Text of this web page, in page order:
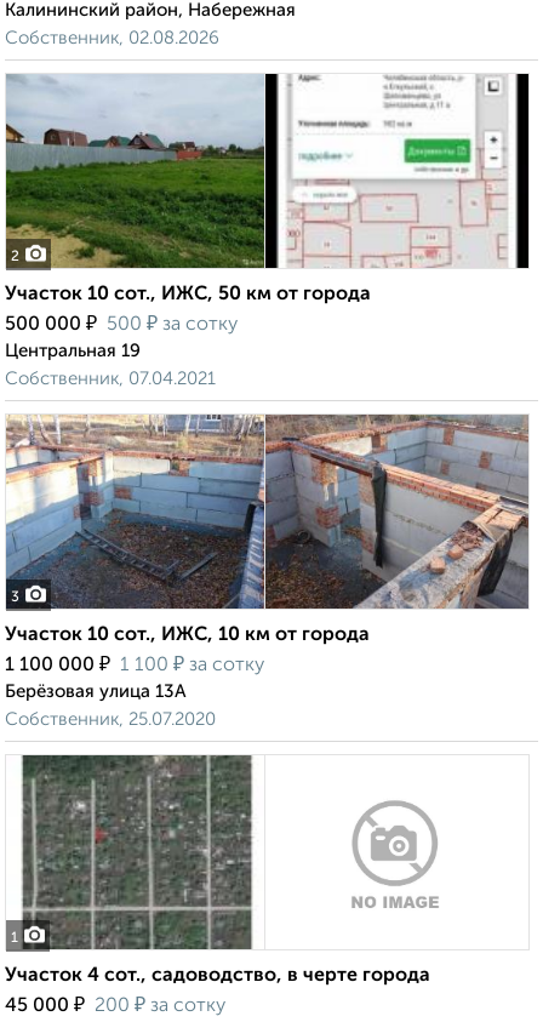
Калининский район, Набережная
Собственник, 02.08.2026
2
Участок 10 сот., ИЖС, 50 км от города
500 000 ₽ 500 ₽ за сотку
Центральная 19
Собственник, 07.04.2021
3
Участок 10 сот., ИЖС, 10 км от города
1 100 000 ₽ 1 100 ₽ за сотку
Берёзовая улица 13А
Собственник, 25.07.2020
1
Участок 4 сот., садоводство, в черте города
45 000 ₽ 200 ₽ за сотку